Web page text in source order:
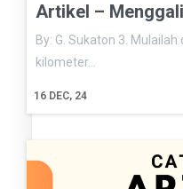
Artikel –
16 DEC, 24
By: G. Sukaton 3.
kilometer…